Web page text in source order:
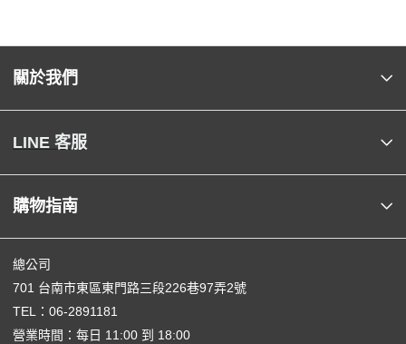
關於我們
LINE 客服
購物指南
總公司
701 台南市東區東門路三段226巷97弄2號
TEL： 06-2891181
營業時間：每日 11:00 到 18:00